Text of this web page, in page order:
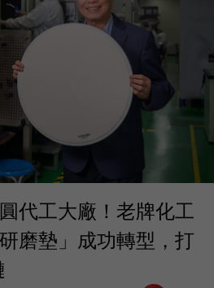
代工大廠！老牌化工
磨墊」成功轉型，打